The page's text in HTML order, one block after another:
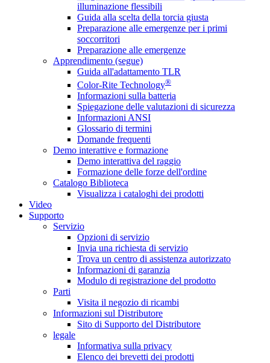
illuminazione flessibili
Guida alla scelta della torcia giusta
Preparazione alle emergenze per i primi
soccorritori
Preparazione alle emergenze
Apprendimento (segue)
Guida all'adattamento TLR
Color-Rite Technology®
Informazioni sulla batteria
Spiegazione delle valutazioni di sicurezza
Informazioni ANSI
Glossario di termini
Domande frequenti
Demo interattive e formazione
Demo interattiva del raggio
Formazione delle forze dell'ordine
Catalogo Biblioteca
Visualizza i cataloghi dei prodotti
Video
Supporto
Servizio
Opzioni di servizio
Invia una richiesta di servizio
Trova un centro di assistenza autorizzato
Informazioni di garanzia
Modulo di registrazione del prodotto
Parti
Visita il negozio di ricambi
Informazioni sul Distributore
Sito di Supporto del Distributore
legale
Informativa sulla privacy
Elenco dei brevetti dei prodotti